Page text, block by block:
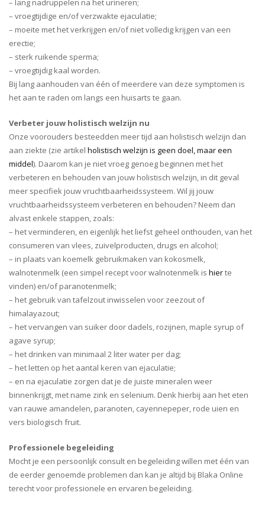
– lang nadruppelen na het urineren;
– vroegtijdige en/of verzwakte ejaculatie;
– moeite met het verkrijgen en/of niet volledig krijgen van een
erectie;
– sterk ruikende sperma;
– vroegtijdig kaal worden.
Bij lang aanhouden van één of meerdere van deze symptomen is
het aan te raden om langs een huisarts te gaan.
Verbeter jouw holistisch welzijn nu
Onze voorouders besteedden meer tijd aan holistisch welzijn dan
aan ziekte (zie artikel holistisch welzijn is geen doel, maar een
middel). Daarom kan je niet vroeg genoeg beginnen met het
verbeteren en behouden van jouw holistisch welzijn, in dit geval
meer specifiek jouw vruchtbaarheidssysteem. Wil jij jouw
vruchtbaarheidssysteem verbeteren en behouden? Neem dan
alvast enkele stappen, zoals:
– het verminderen, en eigenlijk het liefst geheel onthouden, van het
consumeren van vlees, zuivelproducten, drugs en alcohol;
– in plaats van koemelk gebruikmaken van kokosmelk,
walnotenmelk (een simpel recept voor walnotenmelk is hierte
vinden) en/of paranotenmelk;
– het gebruik van tafelzout inwisselen voor zeezout of
himalayazout;
– het vervangen van suiker door dadels, rozijnen, maple syrup of
agave syrup;
– het drinken van minimaal 2 liter water per dag;
– het letten op het aantal keren van ejaculatie;
– en na ejaculatie zorgen dat je de juiste mineralen weer
binnenkrijgt, met name zink en selenium. Denk hierbij aan het eten
van rauwe amandelen, paranoten, cayennepeper, rode uien en
vers biologisch fruit.
Professionele begeleiding
Mocht je een persoonlijk consult en begeleiding willen met één van
de eerder genoemde problemen dan kan je altijd bij Blaka Online
terecht voor professionele en ervaren begeleiding.